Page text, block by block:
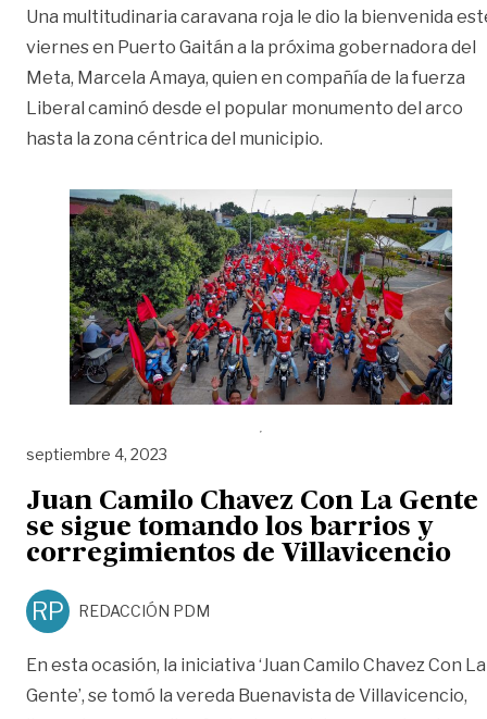
Una multitudinaria caravana roja le dio la bienvenida
viernes en Puerto Gaitán a la próxima gobernadora del
Meta, Marcela Amaya, quien en compañía de la fuerza
Liberal caminó desde el popular monumento del arco
hasta la zona céntrica del municipio.
septiembre 4, 2023
Juan Camilo Chavez Con La Gente
se sigue tomando los barrios y
corregimientos de Villavicencio
RP REDACCIÓN PDM
En esta ocasión, la iniciativa ‘Juan Camilo Chavez Con La
Gente’, se tomó la vereda Buenavista de Villavicencio,